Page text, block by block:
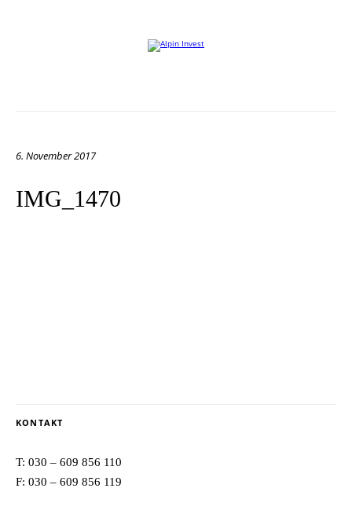
6. November 2017
IMG_1470
KONTAKT
T: 030 – 609 856 110
F: 030 – 609 856 119